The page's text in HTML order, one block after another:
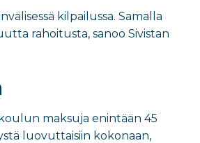
kilpailussa. Samalla
rahoitusta, sanoo Sivistan
maksuja enintään 45
luovuttaisiin kokonaan,